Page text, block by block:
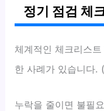
정기 점검 체
체계적인 체크리스
한 사례가 있습니다.
누락을 줄이면 불필